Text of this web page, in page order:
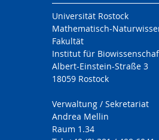
Universität Rostock
Mathematisch-
Fakultät
Institut für
Albert-Einstein-Straße 3
18059 Rostock
Verwaltung / Sekretariat
Andrea Mellin
Raum 1.34